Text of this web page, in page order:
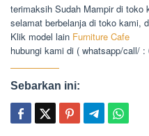
terimaksih Sudah Mampir di toko
selamat berbelanja di toko kami,
Klik model lain Furniture Cafe
hubungi kami di ( whatsapp/call/ :
Sebarkan ini: